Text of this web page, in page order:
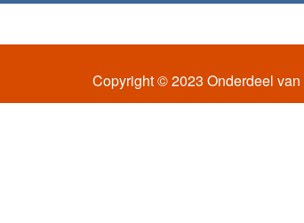
Copyright © 2023 Onderdeel van